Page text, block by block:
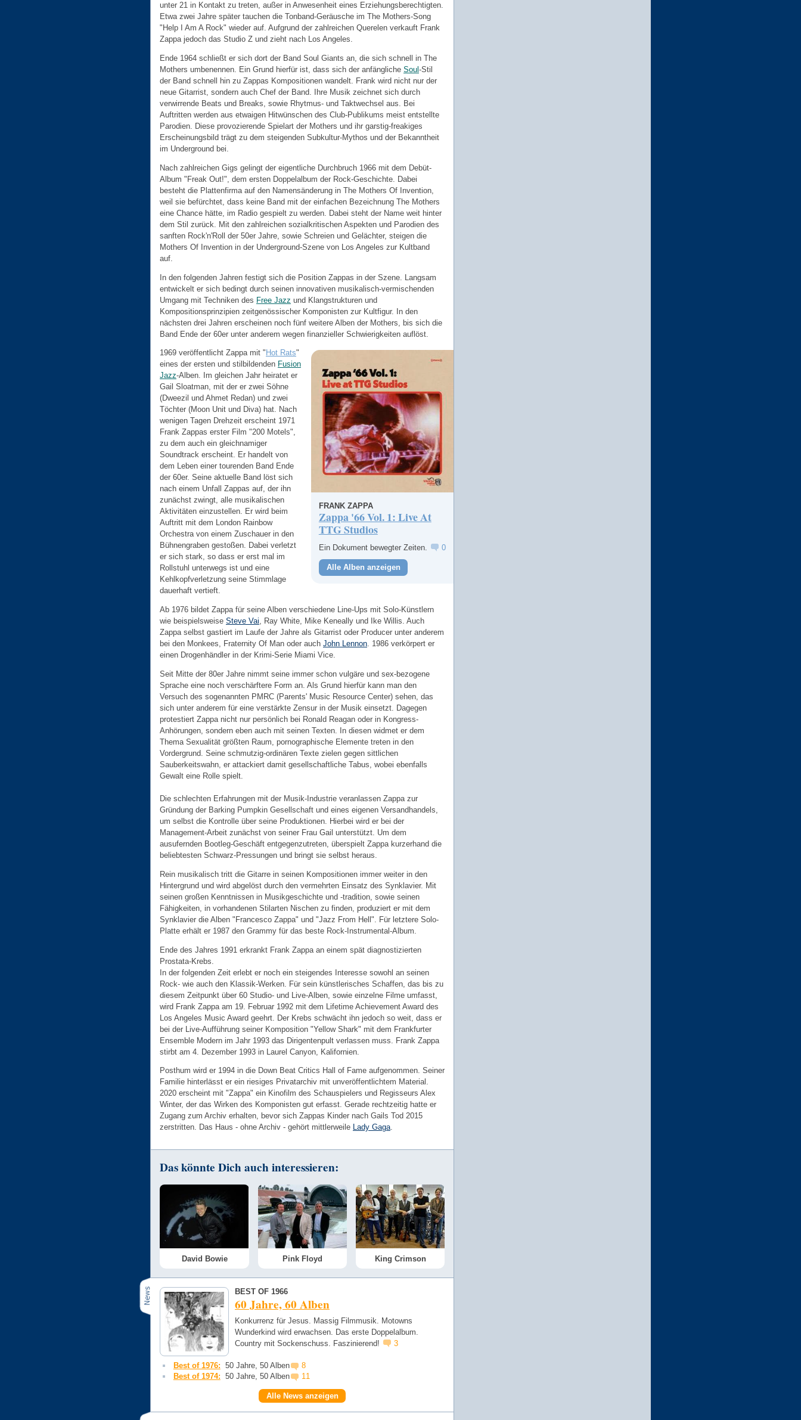
unter 21 in Kontakt zu treten, außer in Anwesenheit eines Erziehungsberechtigten.
Etwa zwei Jahre später tauchen die Tonband-Geräusche im The Mothers-Song
"Help I Am A Rock" wieder auf. Aufgrund der zahlreichen Querelen verkauft Frank
Zappa jedoch das Studio Z und zieht nach Los Angeles.
Ende 1964 schließt er sich dort der Band Soul Giants an, die sich schnell in The
Mothers umbenennen. Ein Grund hierfür ist, dass sich der anfängliche Soul -Stil
der Band schnell hin zu Zappas Kompositionen wandelt. Frank wird nicht nur der
neue Gitarrist, sondern auch Chef der Band. Ihre Musik zeichnet sich durch
verwirrende Beats und Breaks, sowie Rhytmus- und Taktwechsel aus. Bei
Auftritten werden aus etwaigen Hitwünschen des Club-Publikums meist entstellte
Parodien. Diese provozierende Spielart der Mothers und ihr garstig-freakiges
Erscheinungsbild trägt zu dem steigenden Subkultur-Mythos und der Bekanntheit
im Underground bei.
Nach zahlreichen Gigs gelingt der eigentliche Durchbruch 1966 mit dem Debüt-
Album "Freak Out!", dem ersten Doppelalbum der Rock-Geschichte. Dabei
besteht die Plattenfirma auf den Namensänderung in The Mothers Of Invention,
weil sie befürchtet, dass keine Band mit der einfachen Bezeichnung The Mothers
eine Chance hätte, im Radio gespielt zu werden. Dabei steht der Name weit hinter
dem Stil zurück. Mit den zahlreichen sozialkritischen Aspekten und Parodien des
sanften Rock'n'Roll der 50er Jahre, sowie Schreien und Gelächter, steigen die
Mothers Of Invention in der Underground-Szene von Los Angeles zur Kultband
auf.
In den folgenden Jahren festigt sich die Position Zappas in der Szene. Langsam
entwickelt er sich bedingt durch seinen innovativen musikalisch-vermischenden
Umgang mit Techniken des Free Jazz und Klangstrukturen und
Kompositionsprinzipien zeitgenössischer Komponisten zur Kultfigur. In den
nächsten drei Jahren erscheinen noch fünf weitere Alben der Mothers, bis sich die
Band Ende der 60er unter anderem wegen finanzieller Schwierigkeiten auflöst.
FRANK ZAPPA
Zappa '66 Vol. 1: Live At
TTG Studios
Ein Dokument bewegter Zeiten. 0
Alle Alben anzeigen
1969 veröffentlicht Zappa mit " Hot Rats"
eines der ersten und stilbildenden Fusion
Jazz-Alben. Im gleichen Jahr heiratet er
Gail Sloatman, mit der er zwei Söhne
(Dweezil und Ahmet Redan) und zwei
Töchter (Moon Unit und Diva) hat. Nach
wenigen Tagen Drehzeit erscheint 1971
Frank Zappas erster Film "200 Motels",
zu dem auch ein gleichnamiger
Soundtrack erscheint. Er handelt von
dem Leben einer tourenden Band Ende
der 60er. Seine aktuelle Band löst sich
nach einem Unfall Zappas auf, der ihn
zunächst zwingt, alle musikalischen
Aktivitäten einzustellen. Er wird beim
Auftritt mit dem London Rainbow
Orchestra von einem Zuschauer in den
Bühnengraben gestoßen. Dabei verletzt
er sich stark, so dass er erst mal im
Rollstuhl unterwegs ist und eine
Kehlkopfverletzung seine Stimmlage
dauerhaft vertieft.
Ab 1976 bildet Zappa für seine Alben verschiedene Line-Ups mit Solo-Künstlern
wie beispielsweise Steve Vai, Ray White, Mike Keneally und Ike Willis. Auch
Zappa selbst gastiert im Laufe der Jahre als Gitarrist oder Producer unter anderem
bei den Monkees, Fraternity Of Man oder auch John Lennon. 1986 verkörpert er
einen Drogenhändler in der Krimi-Serie Miami Vice.
Seit Mitte der 80er Jahre nimmt seine immer schon vulgäre und sex-bezogene
Sprache eine noch verschärftere Form an. Als Grund hierfür kann man den
Versuch des sogenannten PMRC (Parents' Music Resource Center) sehen, das
sich unter anderem für eine verstärkte Zensur in der Musik einsetzt. Dagegen
protestiert Zappa nicht nur persönlich bei Ronald Reagan oder in Kongress-
Anhörungen, sondern eben auch mit seinen Texten. In diesen widmet er dem
Thema Sexualität größten Raum, pornographische Elemente treten in den
Vordergrund. Seine schmutzig-ordinären Texte zielen gegen sittlichen
Sauberkeitswahn, er attackiert damit gesellschaftliche Tabus, wobei ebenfalls
Gewalt eine Rolle spielt.
Die schlechten Erfahrungen mit der Musik-Industrie veranlassen Zappa zur
Gründung der Barking Pumpkin Gesellschaft und eines eigenen Versandhandels,
um selbst die Kontrolle über seine Produktionen. Hierbei wird er bei der
Management-Arbeit zunächst von seiner Frau Gail unterstützt. Um dem
ausufernden Bootleg-Geschäft entgegenzutreten, überspielt Zappa kurzerhand die
beliebtesten Schwarz-Pressungen und bringt sie selbst heraus.
Rein musikalisch tritt die Gitarre in seinen Kompositionen immer weiter in den
Hintergrund und wird abgelöst durch den vermehrten Einsatz des Synklavier. Mit
seinen großen Kenntnissen in Musikgeschichte und -tradition, sowie seinen
Fähigkeiten, in vorhandenen Stilarten Nischen zu finden, produziert er mit dem
Synklavier die Alben "Francesco Zappa" und "Jazz From Hell". Für letztere Solo-
Platte erhält er 1987 den Grammy für das beste Rock-Instrumental-Album.
Ende des Jahres 1991 erkrankt Frank Zappa an einem spät diagnostizierten
Prostata-Krebs.
In der folgenden Zeit erlebt er noch ein steigendes Interesse sowohl an seinen
Rock- wie auch den Klassik-Werken. Für sein künstlerisches Schaffen, das bis zu
diesem Zeitpunkt über 60 Studio- und Live-Alben, sowie einzelne Filme umfasst,
wird Frank Zappa am 19. Februar 1992 mit dem Lifetime Achievement Award des
Los Angeles Music Award geehrt. Der Krebs schwächt ihn jedoch so weit, dass er
bei der Live-Aufführung seiner Komposition "Yellow Shark" mit dem Frankfurter
Ensemble Modern im Jahr 1993 das Dirigentenpult verlassen muss. Frank Zappa
stirbt am 4. Dezember 1993 in Laurel Canyon, Kalifornien.
Posthum wird er 1994 in die Down Beat Critics Hall of Fame aufgenommen. Seiner
Familie hinterlässt er ein riesiges Privatarchiv mit unveröffentlichtem Material.
2020 erscheint mit "Zappa" ein Kinofilm des Schauspielers und Regisseurs Alex
Winter, der das Wirken des Komponisten gut erfasst. Gerade rechtzeitig hatte er
Zugang zum Archiv erhalten, bevor sich Zappas Kinder nach Gails Tod 2015
zerstritten. Das Haus - ohne Archiv - gehört mittlerweile Lady Gaga.
Das könnte Dich auch interessieren:
David Bowie Pink Floyd King Crimson
BEST OF 1966
60 Jahre, 60 Alben
Konkurrenz für Jesus. Massig Filmmusik. Motowns
Wunderkind wird erwachsen. Das erste Doppelalbum.
Country mit Sockenschuss. Faszinierend!
3
Best of 1976: 50 Jahre, 50 Alben
8
Best of 1974: 50 Jahre, 50 Alben 11
Alle News anzeigen